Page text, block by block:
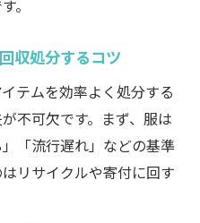
。
収処分するコツ
テムを効率よく処分する
不可欠です。まず、服は
「流行遅れ」などの基準
リサイクルや寄付に回す